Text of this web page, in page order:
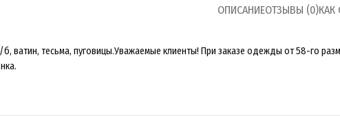
ОПИСАНИЕОТЗЫВЫ (0)КАК
ватин, тесьма, пуговицы.Уважаемые клиенты! При заказе одежды от 58-го